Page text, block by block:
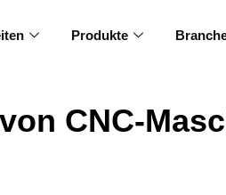
Produkte
CNC-